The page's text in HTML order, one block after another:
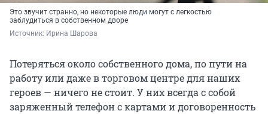
Это звучит странно, но некоторые люди могут с легкостью
заблудиться в собственном дворе
Источник: Ирина Шарова
Потеряться около собственного дома, по пути на
работу или даже в торговом центре для наших
героев — ничего не стоит. У них всегда с собой
заряженный телефон с картами и договоренность